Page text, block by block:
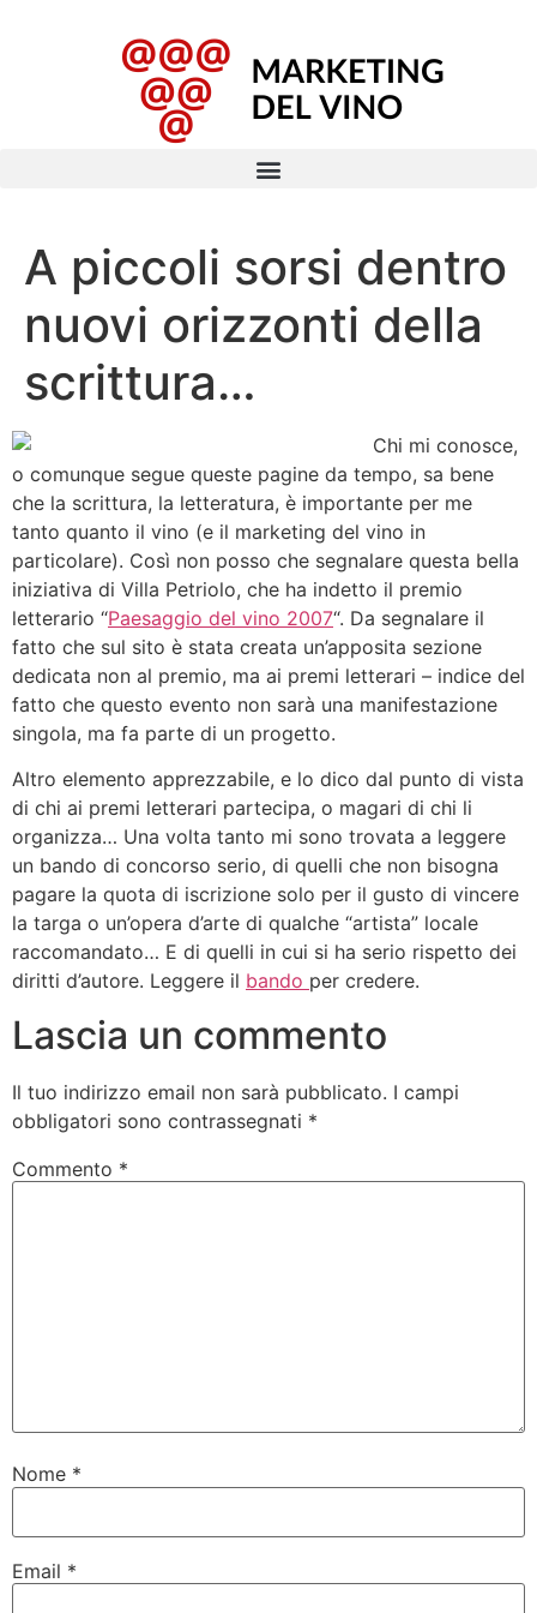
A piccoli sorsi dentro
nuovi orizzonti della
scrittura…
Chi mi conosce,
o comunque segue queste pagine da tempo, sa bene
che la scrittura, la letteratura, è importante per me
tanto quanto il vino (e il marketing del vino in
particolare). Così non posso che segnalare questa bella
iniziativa di Villa Petriolo, che ha indetto il premio
letterario “Paesaggio del vino 2007“. Da segnalare il
fatto che sul sito è stata creata un’apposita sezione
dedicata non al premio, ma ai premi letterari – indice del
fatto che questo evento non sarà una manifestazione
singola, ma fa parte di un progetto.
Altro elemento apprezzabile, e lo dico dal punto di vista
di chi ai premi letterari partecipa, o magari di chi li
organizza… Una volta tanto mi sono trovata a leggere
un bando di concorso serio, di quelli che non bisogna
pagare la quota di iscrizione solo per il gusto di vincere
la targa o un’opera d’arte di qualche “artista” locale
raccomandato… E di quelli in cui si ha serio rispetto dei
diritti d’autore. Leggere il bando per credere.
Lascia un commento
Il tuo indirizzo email non sarà pubblicato. I campi
obbligatori sono contrassegnati *
Commento *
Nome *
Email *